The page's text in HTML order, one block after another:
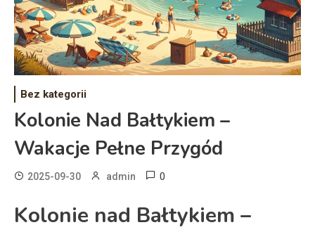
Bez kategorii
Kolonie Nad Bałtykiem –
Wakacje Pełne Przygód
2025-09-30 admin 0
Kolonie nad Bałtykiem –